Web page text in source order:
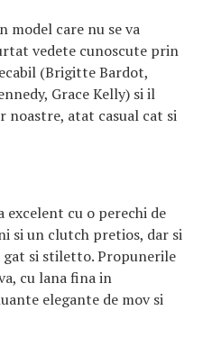
model care nu se va
vedete cunoscute prin
(Brigitte Bardot,
Grace Kelly) si il
atat casual cat si
cu o perechi de
si un clutch pretios, dar si
gat si stiletto. Propunerile
cu lana fina in
elegante de mov si